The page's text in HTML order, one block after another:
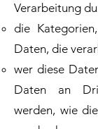
Verarbeitung
die
Daten, die
wer diese
Daten an
werden, wie